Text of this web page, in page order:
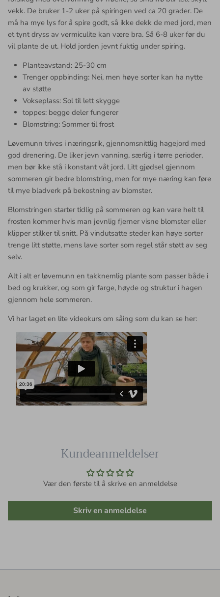
vekk. De bruker 1-2 uker på spiringen ved ca 20 grader. De
må ha mye lys for å spire godt, så ikke dekk de med jord, men
et tynt dryss av vermiculite kan være bra. Så 6-8 uker før du
vil plante de ut. Hold jorden jevnt fuktig under spiring.
Planteavstand: 25-30 cm
Trenger oppbinding: Nei, men høye sorter kan ha nytte
av støtte
Vokseplass: Sol til lett skygge
toppes: begge deler fungerer
Blomstring: Sommer til frost
Løvemunn trives i næringsrik, gjennomsnittlig hagejord med
god drenering. De liker jevn vanning, særlig i tørre perioder,
men bør ikke stå i konstant våt jord. Litt gjødsel gjennom
sommeren gir bedre blomstring, men for mye næring kan føre
til mye bladverk på bekostning av blomster.
Blomstringen starter tidlig på sommeren og kan vare helt til
frosten kommer hvis man jevnlig fjerner visne blomster eller
klipper stilker til snitt. På vindutsatte steder kan høye sorter
trenge litt støtte, mens lave sorter som regel står støtt av seg
selv.
Alt i alt er løvemunn en takknemlig plante som passer både i
bed og krukker, og som gir farge, høyde og struktur i hagen
gjennom hele sommeren.
Vi har laget en lite videokurs om såing som du kan se her:
Kundeanmeldelser
Vær den første til å skrive en anmeldelse
Skriv en anmeldelse